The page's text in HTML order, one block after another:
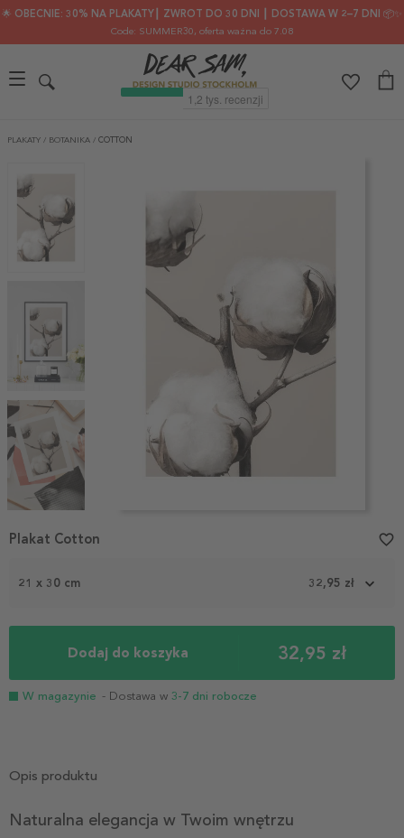
🌟 OBECNIE: 30% NA PLAKATY┃ ZWROT DO 30 DNI ┃ DOSTAWA W 2–7 DNI 📦✨
Code: SUMMER30, oferta ważna do 7.08
PLAKATY / BOTANIKA / COTTON
1
21 x 30 cm 32,95 zł
Dodaj do koszyka 32,95 zł
W magazynie - Dostawa w 3-7 dni robocze
Plakat Cotton favorite_border
Opis produktu
Naturalna elegancja w Twoim wnętrzu